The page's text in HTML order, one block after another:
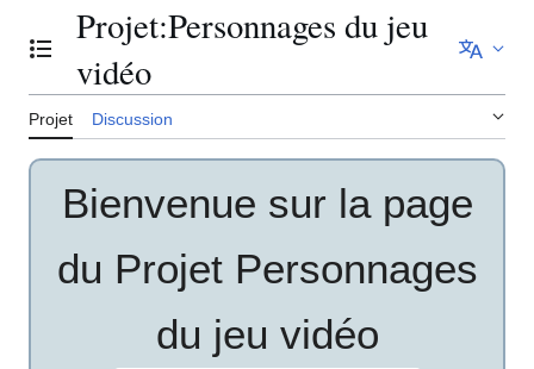
Basculer la table des matières
Projet:Personnages du jeu
vidéo
Projet Discussion
Bienvenue sur la page
du Projet Personnages
du jeu vidéo